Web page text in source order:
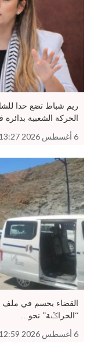
ريم شباط تضع حدا
الحركة الشعبية
6 أغسطس 2026 13:27
القضاء يحسم في ملف
“الحراݣة” نحو…
6 أغسطس 2026 12:59